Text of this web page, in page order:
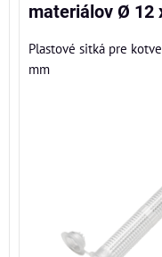
materiálov Ø 12
Plastové sitká pre
mm